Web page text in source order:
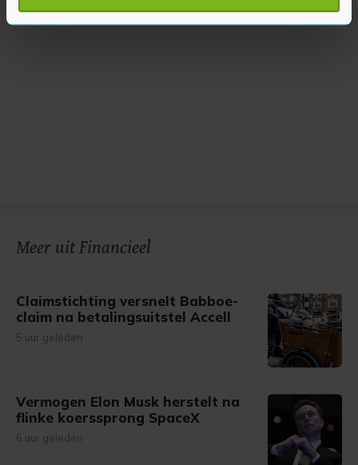
verwerkt en stel uw voorkeuren in het
U kunt uw toestemming op elk moment wijzigen of
Meer uit Financieel
Claimstichting versnelt Babboe-
claim na betalingsuitstel Accell
5 uur geleden
Vermogen Elon Musk herstelt na
flinke koerssprong SpaceX
6 uur geleden